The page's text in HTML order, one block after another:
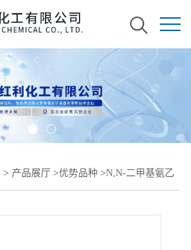
> 产品展厅 >优势品种 >N,N-二甲基氨乙